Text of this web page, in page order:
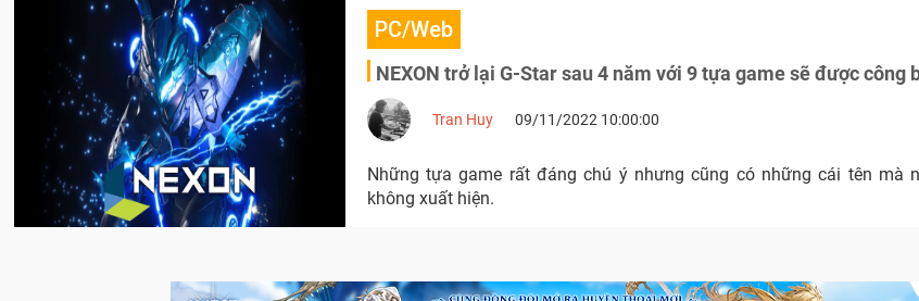
PC/Web
NEXON trở lại G-Star sau 4 năm với 9 tựa game sẽ được công
Tran Huy 09/11/2022 10:00:00
Những tựa game rất đáng chú ý nhưng cũng có những cái tên mà
không xuất hiện.